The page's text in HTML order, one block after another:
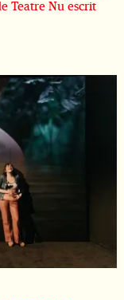
Teatre Nu escrit